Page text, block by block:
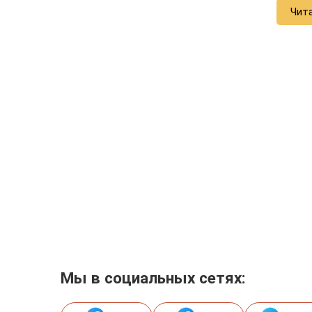
Мы в социальных сетях: